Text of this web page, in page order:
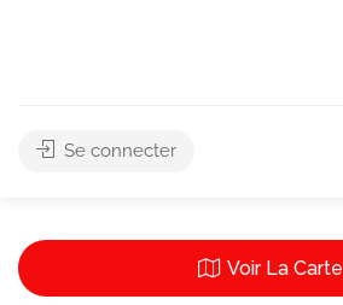
Se connecter
Voir La Carte